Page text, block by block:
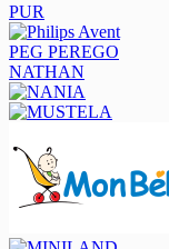
PUR
PEG PEREGO
NATHAN